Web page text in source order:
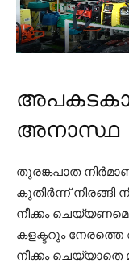
അനാസ്ഥ
തുരങ്കപാത
കുതിർന്ന്
നീക്കം
കളക്ടറും
നീക്കം